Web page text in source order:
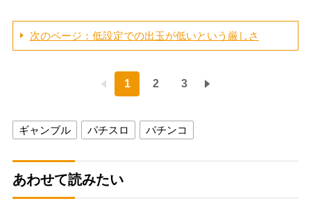
次のページ：低設定での出玉が低いという厳しさ
1 2 3
ギャンブル パチスロ パチンコ
あわせて読みたい